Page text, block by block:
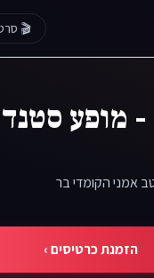
🎬
מופע
אמני הקומדי בר
הזמנת כרטיסים ›